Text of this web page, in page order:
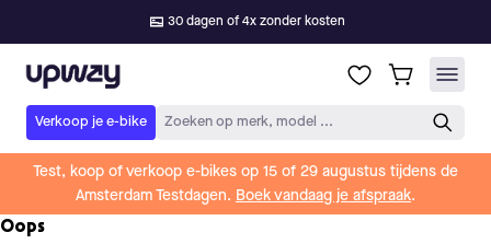
30 dagen of 4x zonder kosten
Upway
Verkoop je e-bike Zoeken op merk, model ...
Test, koop of verkoop e-bikes op 15 of 29 augustus tijdens de
Amsterdam Testdagen. Boek vandaag je afspraak.
Oops